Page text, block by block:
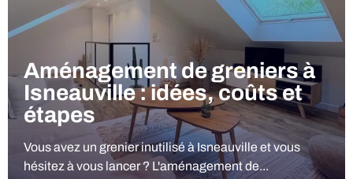
Aménagement de greniers à
Isneauville : idées, coûts et
étapes
Vous avez un grenier inutilisé à Isneauville et vous
hésitez à vous lancer ? L'aménagement de...